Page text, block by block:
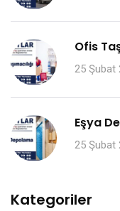
Ofis
25 Şubat
Eşya
25 Şubat
Kategoriler